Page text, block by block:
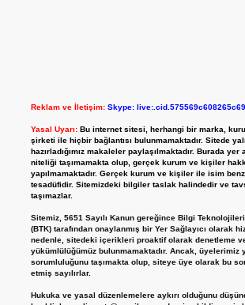
Reklam ve İletişim: Skype: live:.cid.575569c608265c69
Yasal Uyarı: Bu internet sitesi, herhangi bir marka,
şirketi ile hiçbir bağlantısı bulunmamaktadır. Sitede
hazırladığımız makaleler paylaşılmaktadır. Burada
niteliği taşımamakta olup, gerçek kurum ve kişiler
yapılmamaktadır. Gerçek kurum ve kişiler ile isim
tesadüfidir. Sitemizdeki bilgiler taslak halindedir ve
taşımazlar.
Sitemiz, 5651 Sayılı Kanun gereğince Bilgi
(BTK) tarafından onaylanmış bir Yer Sağlayıcı olarak
nedenle, sitedeki içerikleri proaktif olarak denetleme
yükümlülüğümüz bulunmamaktadır. Ancak, üyelerimiz
sorumluluğunu taşımakta olup, siteye üye olarak bu
etmiş sayılırlar.
Hukuka ve yasal düzenlemelere aykırı olduğunu